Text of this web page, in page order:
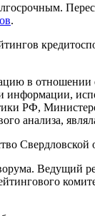
.
в отношении
РФ,
анализа,